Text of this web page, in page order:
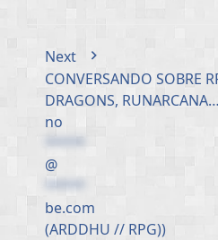
Next
CONVERSANDO SOBRE
DRAGONS,
no
*****
@
*****
be.com
(ARDDHU // RPG))